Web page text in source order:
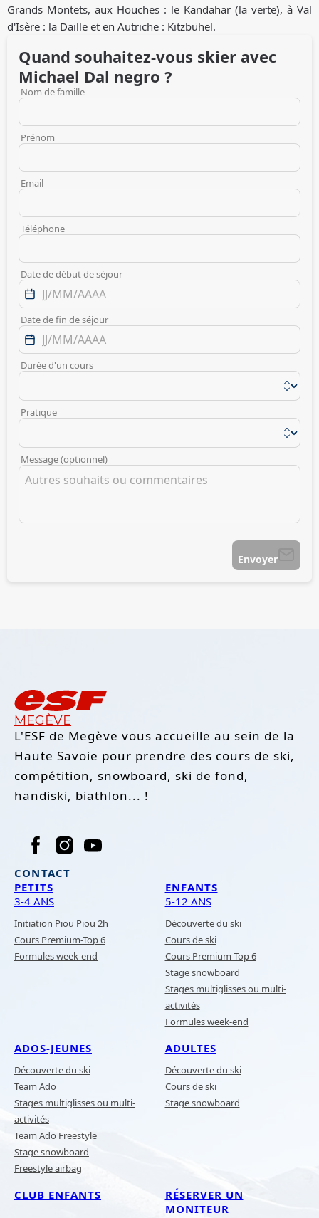
Grands Montets, aux Houches : le Kandahar (la verte), à Val
d'Isère : la Daille et en Autriche : Kitzbühel.
Quand souhaitez-vous skier avec
Michael Dal negro ?
Nom de famille
Prénom
Email
Téléphone
Date de début de séjour
Date de fin de séjour
Durée d'un cours
Pratique
Message (optionnel)
Envoyer
MEGÈVE
L'ESF de Megève vous accueille au sein de la
Haute Savoie pour prendre des cours de ski,
compétition, snowboard, ski de fond,
handiski, biathlon... !
CONTACT
PETITS
3-4 ANS
Initiation Piou Piou 2h
Cours Premium-Top 6
Formules week-end
ENFANTS
5-12 ANS
Découverte du ski
Cours de ski
Cours Premium-Top 6
Stage snowboard
Stages multiglisses ou multi-
activités
Formules week-end
ADOS-JEUNES
Découverte du ski
Team Ado
Stages multiglisses ou multi-
activités
Team Ado Freestyle
Stage snowboard
Freestyle airbag
ADULTES
Découverte du ski
Cours de ski
Stage snowboard
CLUB ENFANTS
RÉSERVER UN
MONITEUR